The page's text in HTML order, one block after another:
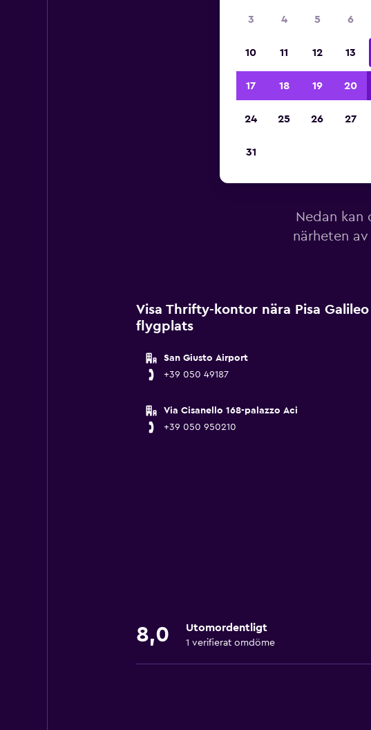
Nedan
närheten
Visa Thrifty-kontor nära Pisa Galileo
flygplats
San Giusto Airport
+39 050 49187
Via Cisanello 168-palazzo Aci
+39 050 950210
8,0 Utomordentligt
1 verifierat omdöme
3 4 5 6
10 11 12 13
17 18 19 20
24 25 26 27
31